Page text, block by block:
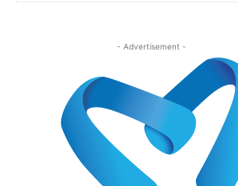
- Advertisement -